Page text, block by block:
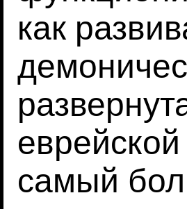
как
самый